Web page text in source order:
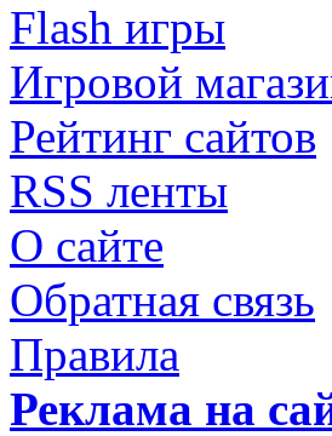
Flash игры
Игровой
Рейтинг сайтов
RSS ленты
О сайте
Обратная связь
Правила
Реклама на